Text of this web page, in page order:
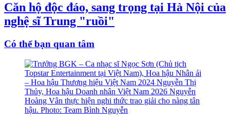
Căn hộ độc đáo, sang trọng tại Hà Nội của
nghệ sĩ Trung "ruồi"
Có thể bạn quan tâm